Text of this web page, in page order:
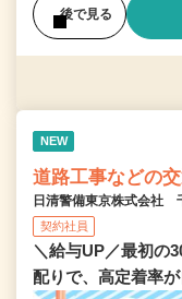
後で見る
NEW
道路工事などの
日清警備東京株式会社
契約社員
＼給与UP／最初の
配りで、高定着率